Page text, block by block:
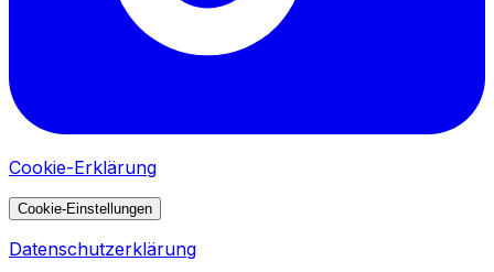
Cookie-Erklärung
Cookie-Einstellungen
Datenschutzerklärung